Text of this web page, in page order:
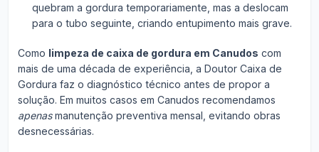
quebram a gordura temporariamente, mas a deslocam
para o tubo seguinte, criando entupimento mais grave.
Como limpeza de caixa de gordura em Canudos com
mais de uma década de experiência, a Doutor Caixa de
Gordura faz o diagnóstico técnico antes de propor a
solução. Em muitos casos em Canudos recomendamos
apenasmanutenção preventiva mensal, evitando obras
desnecessárias.